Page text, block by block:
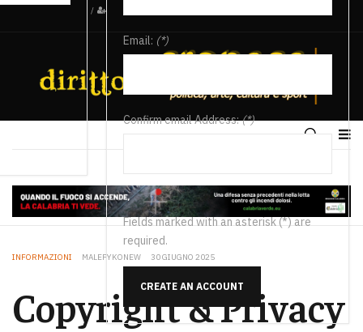
/
Email: (*)
Confirm email Address:(*)
Fields marked with an asterisk (*) are
required.
CREATE AN ACCOUNT
INFORMAZIONI MALEFYKONEW 30 GIUGNO 2025
Copyright & Privacy